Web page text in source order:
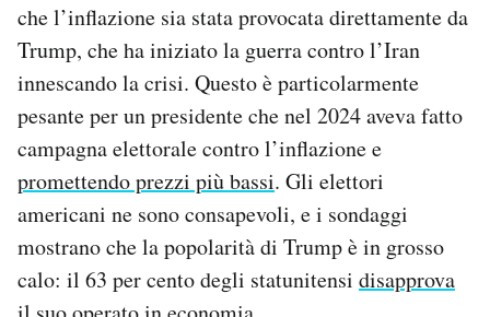
che l’inflazione sia stata provocata direttamente da
Trump, che ha iniziato la guerra contro l’Iran
innescando la crisi. Questo è particolarmente
pesante per un presidente che nel 2024 aveva fatto
campagna elettorale contro l’inflazione e
promettendo prezzi più bassi. Gli elettori
americani ne sono consapevoli, e i sondaggi
mostrano che la popolarità di Trump è in grosso
calo: il 63 per cento degli statunitensi disapprova